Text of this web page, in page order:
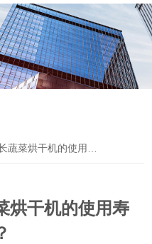
烘干机的使用寿命？
烘干机的使用寿